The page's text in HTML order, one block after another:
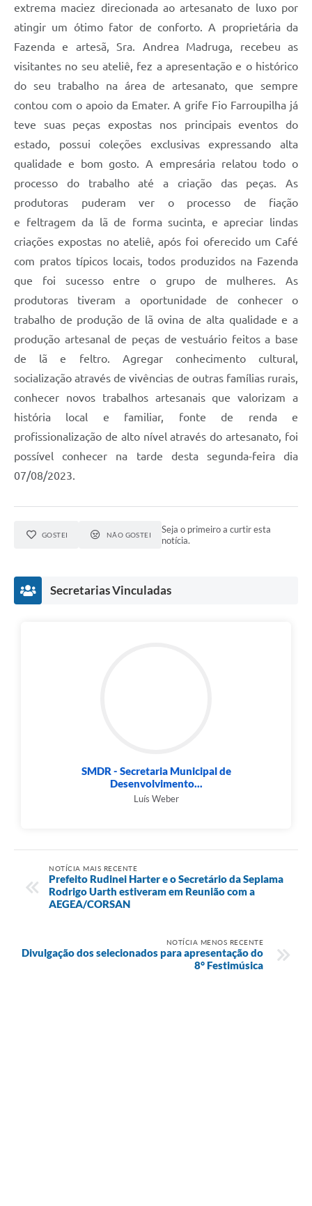
extrema maciez direcionada ao artesanato de luxo por
atingir um ótimo fator de conforto. A proprietária da
Fazenda e artesã, Sra. Andrea Madruga, recebeu as
visitantes no seu ateliê, fez a apresentação e o histórico
do seu trabalho na área de artesanato, que sempre
contou com o apoio da Emater. A grife Fio Farroupilha já
teve suas peças expostas nos principais eventos do
estado, possui coleções exclusivas expressando alta
qualidade e bom gosto. A empresária relatou todo o
processo do trabalho até a criação das peças. As
produtoras puderam ver o processo de fiação
e feltragem da lã de forma sucinta, e apreciar lindas
criações expostas no ateliê, após foi oferecido um Café
com pratos típicos locais, todos produzidos na Fazenda
que foi sucesso entre o grupo de mulheres. As
produtoras tiveram a oportunidade de conhecer o
trabalho de produção de lã ovina de alta qualidade e a
produção artesanal de peças de vestuário feitos a base
de lã e feltro. Agregar conhecimento cultural,
socialização através de vivências de outras famílias rurais,
conhecer novos trabalhos artesanais que valorizam a
história local e familiar, fonte de renda e
profissionalização de alto nível através do artesanato, foi
possível conhecer na tarde desta segunda-feira dia
07/08/2023.
GOSTEI NÃO GOSTEI
Seja o primeiro a curtir esta
notícia.
Secretarias Vinculadas
SMDR - Secretaria Municipal de
Desenvolvimento...
Luís Weber
NOTÍCIA MAIS RECENTE
Prefeito Rudinei Harter e o Secretário da Seplama
Rodrigo Uarth estiveram em Reunião com a
AEGEA/CORSAN
NOTÍCIA MENOS RECENTE
Divulgação dos selecionados para apresentação do
8° Festimúsica